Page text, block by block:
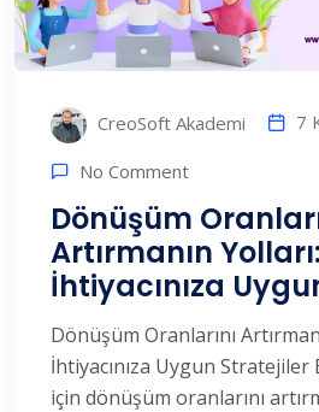
CreoSoft Akademi 7
No Comment
Dönüşüm
Artırmanın Yolları:
İhtiyacınıza
Dönüşüm Oranlarını
İhtiyacınıza Uygun
için dönüşüm oranlarını